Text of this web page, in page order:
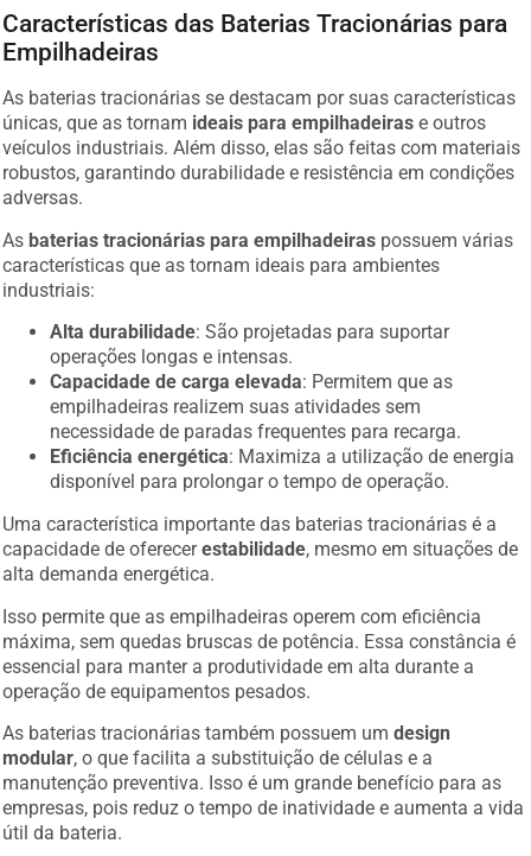
Características das Baterias Tracionárias para
Empilhadeiras
As baterias tracionárias se destacam por suas características
únicas, que as tornam ideais para empilhadeiras e outros
veículos industriais. Além disso, elas são feitas com materiais
robustos, garantindo durabilidade e resistência em condições
adversas.
As baterias tracionárias para empilhadeiras possuem várias
características que as tornam ideais para ambientes
industriais:
Alta durabilidade: São projetadas para suportar
operações longas e intensas.
Capacidade de carga elevada: Permitem que as
empilhadeiras realizem suas atividades sem
necessidade de paradas frequentes para recarga.
Eficiência energética: Maximiza a utilização de energia
disponível para prolongar o tempo de operação.
Uma característica importante das baterias tracionárias é a
capacidade de oferecerestabilidade , mesmo em situações de
alta demanda energética.
Isso permite que as empilhadeiras operem com eficiência
máxima, sem quedas bruscas de potência. Essa constância é
essencial para manter a produtividade em alta durante a
operação de equipamentos pesados.
As baterias tracionárias também possuem umdesign
modular , o que facilita a substituição de células e a
manutenção preventiva. Isso é um grande benefício para as
empresas, pois reduz o tempo de inatividade e aumenta a vida
útil da bateria.